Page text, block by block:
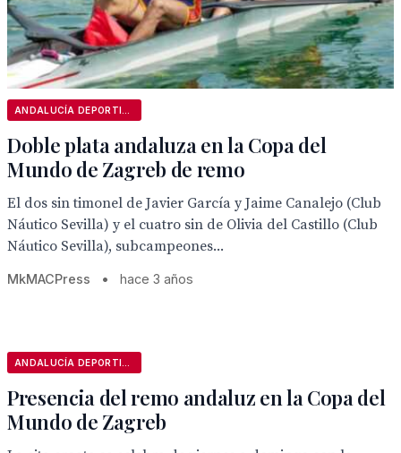
Doble plata andaluza en la Copa del
Mundo de Zagreb de remo
El dos sin timonel de Javier García y Jaime Canalejo (Club
Náutico Sevilla) y el cuatro sin de Olivia del Castillo (Club
Náutico Sevilla), subcampeones...
MkMACPress • hace 3 años
Presencia del remo andaluz en la Copa del
Mundo de Zagreb